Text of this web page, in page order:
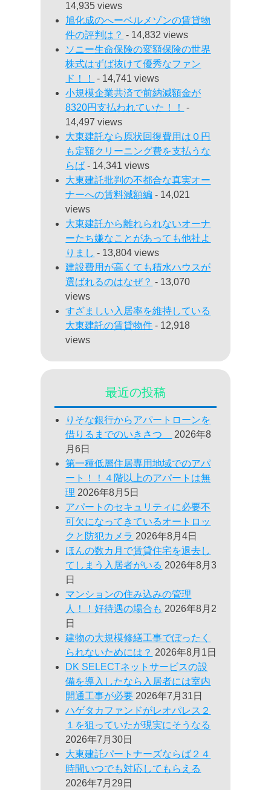
14,935 views
旭化成のへーベルメゾンの賃貸物
件の評判は？ - 14,832 views
ソニー生命保険の変額保険の世界
株式はずば抜けて優秀なファン
ド！！
- 14,741 views
小規模企業共済で前納減額金が
8320円支払われていた！！
-
14,497 views
大東建託なら原状回復費用は０円
も定額クリーニング費を支払うな
らば - 14,341 views
大東建託批判の不都合な真実オー
ナーへの賃料減額編 - 14,021
views
大東建託から離れられないオーナ
ーたち嫌なことがあっても他社よ
りまし - 13,804 views
建設費用が高くても積水ハウスが
選ばれるのはなぜ？ - 13,070
views
すざましい入居率を維持している
大東建託の賃貸物件 - 12,918
views
最近の投稿
りそな銀行からアパートローンを
借りるまでのいきさつ
2026年8
月6日
第一種低層住居専用地域でのアパ
ート！！４階以上のアパートは無
理 2026年8月5日
アパートのセキュリティに必要不
可欠になってきているオートロッ
クと防犯カメラ 2026年8月4日
ほんの数カ月で賃貸住宅を退去し
てしまう入居者がいる 2026年8月3
日
マンションの住み込みの管理
人！！好待遇の場合も 2026年8月2
日
建物の大規模修繕工事でぼったく
られないためには？ 2026年8月1日
DK SELECTネットサービスの設
備を導入したなら入居者には室内
開通工事が必要 2026年7月31日
ハゲタカファンドがレオパレス２
１を狙っていたが現実にそうなる
2026年7月30日
大東建託パートナーズならば２４
時間いつでも対応してもらえる
2026年7月29日